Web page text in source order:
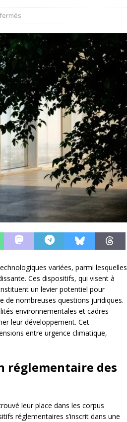
variées, parmi lesquelles
Ces dispositifs, qui visent à
un levier potentiel pour
de nombreuses questions juridiques.
environnementales et cadres
leur développement. Cet
entre urgence climatique,
réglementaire des
leur place dans les corpus
réglementaires s’inscrit dans une